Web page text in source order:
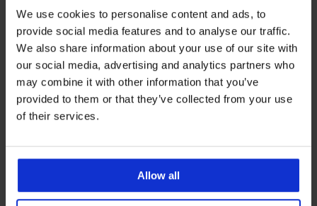
We use cookies to personalise content and ads, to
provide social media features and to analyse our traffic.
We also share information about your use of our site with
our social media, advertising and analytics partners who
may combine it with other information that you’ve
provided to them or that they’ve collected from your use
of their services.
Allow all
-25 % ALL25
Nachthemd Dakota kurz
57,99 €
-25 % ALL25
Nachthemd Dakota kurz
43,49 €